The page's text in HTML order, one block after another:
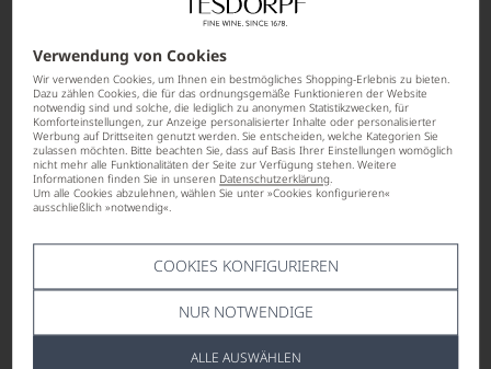
Verwendung von Cookies
Wir verwenden Cookies, um Ihnen ein bestmögliches Shopping-Erlebnis zu bieten.
Dazu zählen Cookies, die für das ordnungsgemäße Funktionieren der Website
notwendig sind und solche, die lediglich zu anonymen Statistikzwecken, für
Komforteinstellungen, zur Anzeige personalisierter Inhalte oder personalisierter
Werbung auf Drittseiten genutzt werden. Sie entscheiden, welche Kategorien Sie
zulassen möchten. Bitte beachten Sie, dass auf Basis Ihrer Einstellungen womöglich
nicht mehr alle Funktionalitäten der Seite zur Verfügung stehen. Weitere
Informationen finden Sie in unseren Datenschutzerklärung.
Um alle Cookies abzulehnen, wählen Sie unter »Cookies konfigurieren«
ausschließlich »notwendig«.
COOKIES KONFIGURIEREN
NUR NOTWENDIGE
ALLE AUSWÄHLEN
€61,00
pro Flasche (0.75l),
Lebensmittel­angaben
2021
Château Angludet